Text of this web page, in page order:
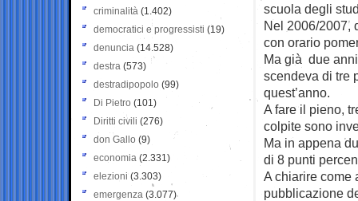
scuola degli
Nel 2006/2007,
con orario
Ma già due
scendeva di tre
quest’anno.
A fare il pieno,
colpite sono
Ma in appena
di 8 punti
A chiarire come
pubblicazione
criminalità (1.402)
democratici e progressisti (19)
denuncia (14.528)
destra (573)
destradipopolo (99)
Di Pietro (101)
Diritti civili (276)
don Gallo (9)
economia (2.331)
elezioni (3.303)
emergenza (3.077)